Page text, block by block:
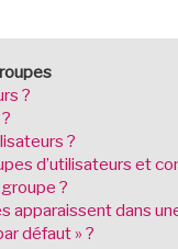
?
?
d’utilisateurs et
?
apparaissent dans
défaut » ?